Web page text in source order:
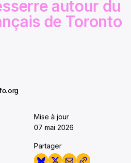
autour du
de Toronto
Mise à jour
07 mai 2026
Partager